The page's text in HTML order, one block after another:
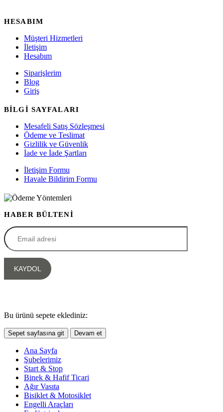
HESABIM
Müşteri Hizmetleri
İletişim
Hesabım
Siparişlerim
Blog
Giriş
BİLGİ SAYFALARI
Mesafeli Satış Sözleşmesi
Ödeme ve Teslimat
Gizlilik ve Güvenlik
İade ve İade Şartları
İletişim Formu
Havale Bildirim Formu
HABER BÜLTENİ
Bu ürünü sepete eklediniz:
Sepet sayfasına git Devam et
Ana Sayfa
Şubelerimiz
Start & Stop
Binek & Hafif Ticari
Ağır Vasıta
Bisiklet & Motosiklet
Engelli Araçları